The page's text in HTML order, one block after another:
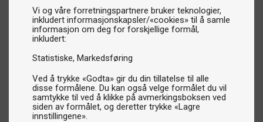
Vi og våre forretningspartnere bruker teknologier,
inkludert informasjonskapsler/«cookies» til å samle
informasjon om deg for forskjellige formål,
inkludert:
Statistiske Markedsføring
Ved å trykke «Godta» gir du din tillatelse til alle
disse formålene. Du kan også velge formålet du vil
samtykke til ved å klikke på avmerkingsboksen ved
siden av formålet, og deretter trykke «Lagre
innstillingene».